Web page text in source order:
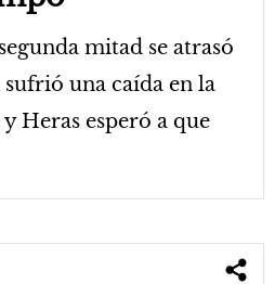
mitad se atrasó
una caída en la
Heras esperó a que